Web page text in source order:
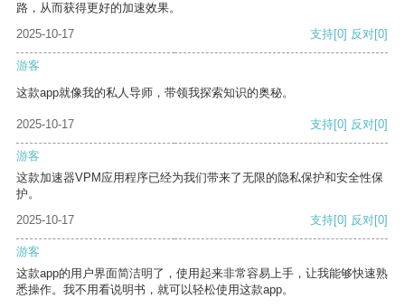
路，从而获得更好的加速效果。
2025-10-17
支持[0] 反对[0]
游客
这款app就像我的私人导师，带领我探索知识的奥秘。
2025-10-17 支持[0] 反对[0]
游客
这款加速器VPM应用程序已经为我们带来了无限的隐私保护和安全性保
护。
2025-10-17
支持[0] 反对[0]
游客
这款app的用户界面简洁明了，使用起来非常容易上手，让我能够快速熟
悉操作。我不用看说明书，就可以轻松使用这款app。